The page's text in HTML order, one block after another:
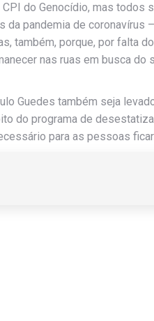
do Genocídio, mas todos
pandemia de coronavírus
também, porque, por falta
nas ruas em busca
Guedes também seja
do programa de
para as pessoas